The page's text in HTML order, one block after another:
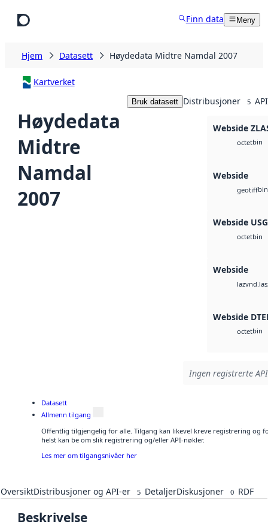
Finn data Meny
Hjem Datasett Høydedata Midtre Namdal 2007
Kartverket
Høydedata
Midtre
Namdal
2007
Bruk datasett Distribusjoner 5
Webside
octetbin
Webside
geotiffbin
Webside
octetbin
Webside
laz
Webside
octetbin
Ingen registrerte
Datasett
Allmenn tilgang
Offentlig tilgjengelig for alle. Tilgang kan likevel kreve registrering og
helst kan be om slik registrering og/eller API-nøkler.
Les mer om tilgangsnivåer her
OversiktDistribusjoner og API-er 5 DetaljerDiskusjoner 0 RDF
Beskrivelse